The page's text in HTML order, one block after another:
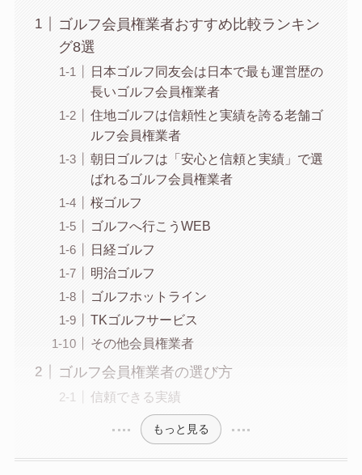
ゴルフ会員権業者おすすめ比較ランキン
グ8選
日本ゴルフ同友会は日本で最も運営歴の
長いゴルフ会員権業者
住地ゴルフは信頼性と実績を誇る老舗ゴ
ルフ会員権業者
朝日ゴルフは「安心と信頼と実績」で選
ばれるゴルフ会員権業者
桜ゴルフ
ゴルフへ行こうWEB
日経ゴルフ
明治ゴルフ
ゴルフホットライン
TKゴルフサービス
その他会員権業者
ゴルフ会員権業者の選び方
信頼できる実績
もっと見る